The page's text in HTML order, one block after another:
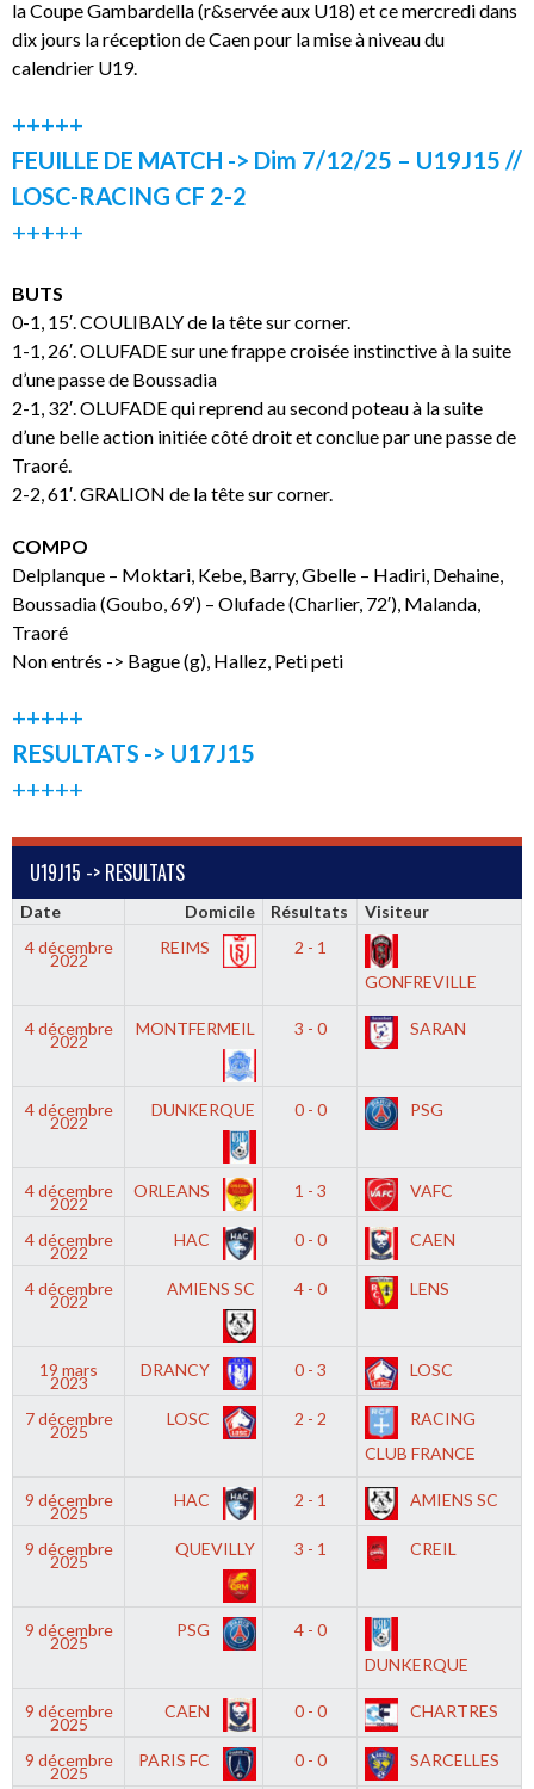
la Coupe Gambardella (r&servée aux U18) et ce mercredi dans
dix jours la réception de Caen pour la mise à niveau du
calendrier U19.
+++++
FEUILLE DE MATCH -> Dim 7/12/25 – U19J15 //
LOSC-RACING CF 2-2
+++++
BUTS
0-1, 15′. COULIBALY de la tête sur corner.
1-1, 26′. OLUFADE sur une frappe croisée instinctive à la suite
d’une passe de Boussadia
2-1, 32′. OLUFADE qui reprend au second poteau à la suite
d’une belle action initiée côté droit et conclue par une passe de
Traoré.
2-2, 61′. GRALION de la tête sur corner.
COMPO
Delplanque – Moktari, Kebe, Barry, Gbelle – Hadiri, Dehaine,
Boussadia (Goubo, 69′) – Olufade (Charlier, 72′), Malanda,
Traoré
Non entrés -> Bague (g), Hallez, Peti peti
+++++
RESULTATS -> U17J15
+++++
U19J15 -> RESULTATS
Date Domicile Résultats
Visiteur
4 décembre
2022
REIMS
2 - 1
GONFREVILLE
4 décembre
2022
MONTFERMEIL 3 - 0 SARAN
4 décembre
2022
DUNKERQUE 0 - 0 PSG
4 décembre
2022
ORLEANS 1 - 3 VAFC
4 décembre
2022
HAC 0 - 0 CAEN
4 décembre
2022
AMIENS SC 4 - 0 LENS
19 mars
2023
DRANCY 0 - 3 LOSC
7 décembre
2025
LOSC 2 - 2
RACING
CLUB FRANCE
9 décembre
2025
HAC 2 - 1 AMIENS SC
9 décembre
2025
QUEVILLY 3 - 1 CREIL
9 décembre
2025
PSG
4 - 0
DUNKERQUE
9 décembre
2025
CAEN 0 - 0 CHARTRES
9 décembre
2025
PARIS FC 0 - 0 SARCELLES